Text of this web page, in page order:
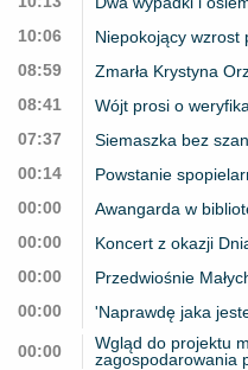
10:06
Niepokojący wzrost
08:59
Zmarła Krystyna
08:41
Wójt prosi o
07:37
Siemaszka bez
00:14
Powstanie
00:00
Awangarda w
00:00
Koncert z okazji
00:00
Przedwiośnie
00:00
'Naprawdę jaka
00:00
Wgląd do projektu
zagospodarowania